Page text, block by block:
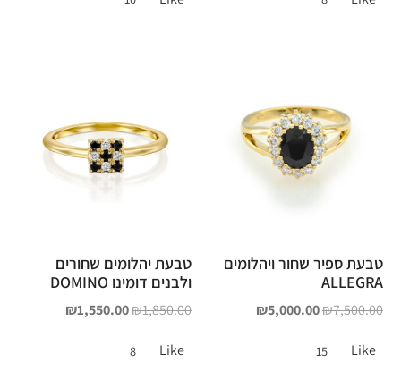
טבעת ספיר שחור ויהלומים
ALLEGRA
₪7,500.00
₪5,000.00
Like
15
טבעת יהלומים שחורים
ולבנים דומינו DOMINO
₪1,850.00
₪1,550.00
Like
8